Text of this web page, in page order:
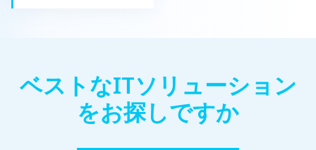
ベストなITソリューション
をお探しですか